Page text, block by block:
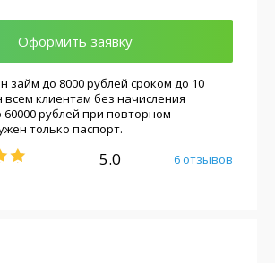
Оформить заявку
займ до 8000 рублей сроком до 10
всем клиентам без начисления
рублей при повторном
только паспорт.
5.0 6 отзывов